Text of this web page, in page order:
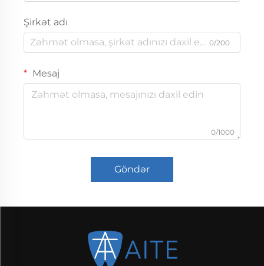
Şirkət adı
0/200
Mesaj
0/1000
Göndər